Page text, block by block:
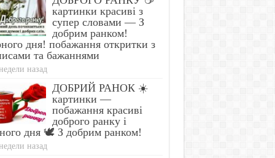
картинки красиві з
супер словами — З
добрим ранком!
дня! побажання откритки з
та бажаннями
назад
ДОБРИЙ РАНОК ☀️
картинки —
побажання красиві
доброго ранку і
дня 🕊️ З добрим ранком!
назад